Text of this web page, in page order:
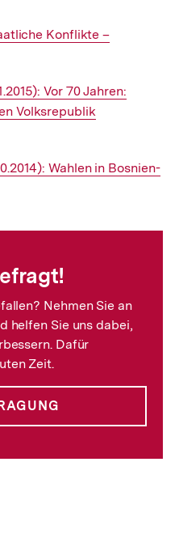
Konflikte –
Vor 70 Jahren:
Volksrepublik
Wahlen in Bosnien-
Nehmen Sie an
helfen Sie uns dabei,
Dafür
Zeit.